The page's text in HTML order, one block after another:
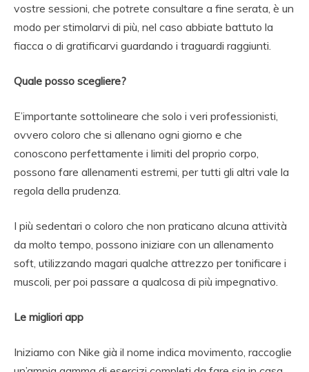
vostre sessioni, che potrete consultare a fine serata, è un
modo per stimolarvi di più, nel caso abbiate battuto la
fiacca o di gratificarvi guardando i traguardi raggiunti.
Quale posso scegliere?
E’importante sottolineare che solo i veri professionisti,
ovvero coloro che si allenano ogni giorno e che
conoscono perfettamente i limiti del proprio corpo,
possono fare allenamenti estremi, per tutti gli altri vale la
regola della prudenza.
I più sedentari o coloro che non praticano alcuna attività
da molto tempo, possono iniziare con un allenamento
soft, utilizzando magari qualche attrezzo per tonificare i
muscoli, per poi passare a qualcosa di più impegnativo.
Le migliori app
Iniziamo con Nike già il nome indica movimento, raccoglie